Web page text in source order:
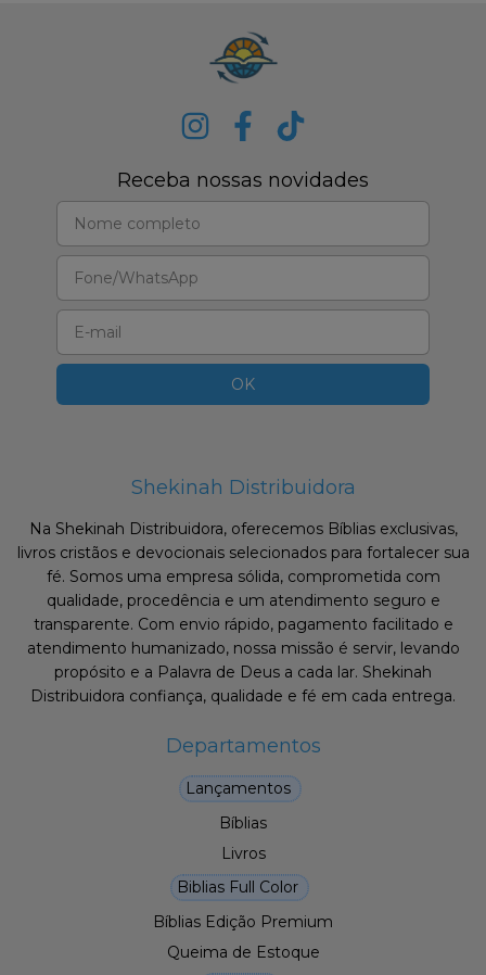
Receba nossas novidades
Shekinah Distribuidora
Na Shekinah Distribuidora, oferecemos Bíblias exclusivas,
livros cristãos e devocionais selecionados para fortalecer sua
fé. Somos uma empresa sólida, comprometida com
qualidade, procedência e um atendimento seguro e
transparente. Com envio rápido, pagamento facilitado e
atendimento humanizado, nossa missão é servir, levando
propósito e a Palavra de Deus a cada lar. Shekinah
Distribuidora confiança, qualidade e fé em cada entrega.
Departamentos
Lançamentos
Bíblias
Livros
Biblias Full Color
Bíblias Edição Premium
Queima de Estoque